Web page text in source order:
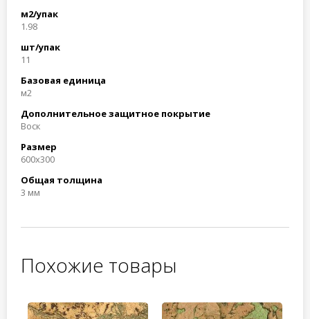
м2/упак
1.98
шт/упак
11
Базовая единица
м2
Дополнительное защитное покрытие
Воск
Размер
600x300
Общая толщина
3 мм
Похожие товары